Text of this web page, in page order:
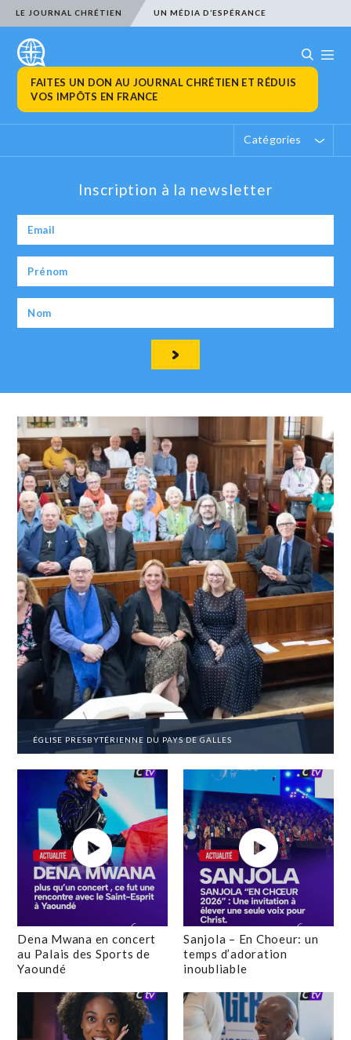
LE JOURNAL CHRÉTIEN UN MÉDIA D’ESPÉRANCE
FAITES UN DON AU JOURNAL CHRÉTIEN ET RÉDUIS
VOS IMPÔTS EN FRANCE
Catégories
Inscription à la newsletter
ÉGLISE PRESBYTÉRIENNE DU PAYS DE GALLES
Dena Mwana en concert
au Palais des Sports de
Yaoundé
Sanjola – En Choeur: un
temps d’adoration
inoubliable